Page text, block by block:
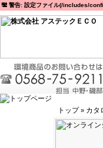
警告: 設定ファイル(/includes/
トップ» カタ